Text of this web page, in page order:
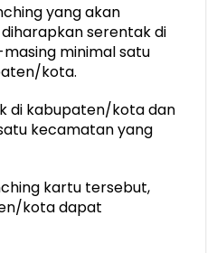
yang akan
serentak di
minimal satu
kota.
di kabupaten/kota dan
kecamatan yang
kartu tersebut,
kota dapat